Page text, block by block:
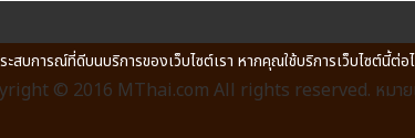
© 2016 MThai.com All rights reserved. หมาย
บการณ์ที่ดีบนบริการของเว็บไซต์เรา หากคุณใช้บริการเว็บไซต์นี้ต่